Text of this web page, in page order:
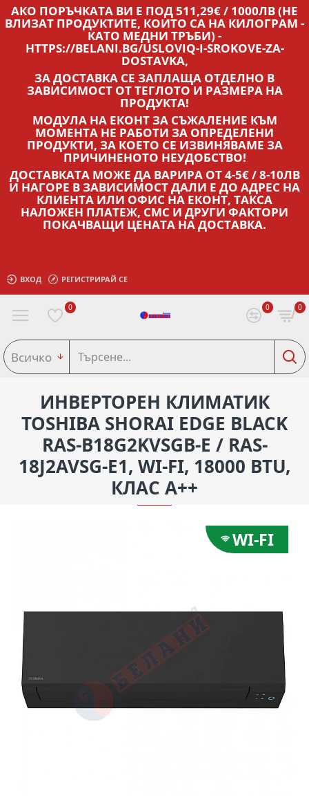
АКО ПОРЪЧКАТА ВИ Е ПОД 511,29€ / 1000ЛВ (НЕ
ВЛИЗАТ ПРОДУКТИТЕ, КОИТО СА НА КИЛОГРАМ -
КАТО МЕДНИ ТРЪБИ) -
HTTPS://BELANI.BG/USLOVIQ-I-SROKOVE-ZA-
DOSTAVKA,
ЗА ДОСТАВКА СЕ ЗАПЛАЩА ОТДЕЛНО В
ЗАВИСИМОСТ ОТ ТЕГЛОТО И РАЗМЕРА НА
ПРОДУКТА!
МОДУЛА НА ЕКОНТ ЗА СЪЖАЛЕНИЕ КЪМ
МОМЕНТА НЕ РАБОТИ ЗА ОПРЕДЕЛЕНИ
ПРОДУКТИ, ЗА КОЕТО СЕ ИЗВИНЯВАМЕ ЗА
ПРИЧИНЕНОТО НЕУДОБСТВО!
ДОСТАВКАТА МОЖЕ ДА ВАРИРА ОТ 4-5€ / 8-10ЛВ
И НАГОРЕ В ЗАВИСИМОСТ ДАЛИ Е ДО АДРЕС НА
КЛИЕНТА ИЛИ ОФИС НА ЕКОНТ, ТАКСА
НАЛОЖЕН ПЛАТЕЖ, СМС И ДРУГИ ФАКТОРИ
ПОКАЧВАЩИ ЦЕНАТА НА ДОСТАВКА.
ВХОД РЕГИСТРИРАЙ СЕ
0 0 0
Всичко
ИНВЕРТОРЕН КЛИМАТИК
TOSHIBA SHORAI EDGE BLACK
RAS-B18G2KVSGB-E / RAS-
18J2AVSG-E1, WI-FI, 18000 BTU,
КЛАС A++
WI-FI